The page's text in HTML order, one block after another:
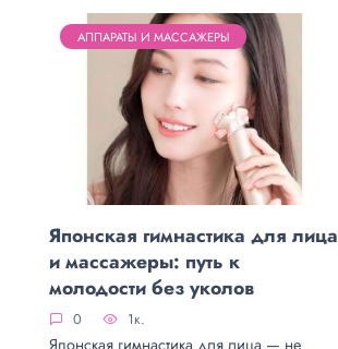
АППАРАТЫ И МАССАЖЕРЫ
Японская гимнастика для лица
и массажеры: путь к
молодости без уколов
0 1к.